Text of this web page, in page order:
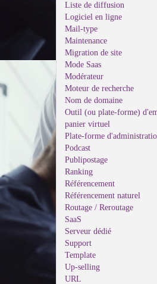
Liste de diffusion
Logiciel en ligne
Mail-type
Maintenance
Migration de site
Mode Saas
Modérateur
Moteur de recherche
Nom de domaine
Outil (ou plate-forme)
panier virtuel
Plate-forme
Podcast
Publipostage
Ranking
Référencement
Référencement naturel
Routage / Reroutage
SaaS
Serveur dédié
Support
Template
Up-selling
URL